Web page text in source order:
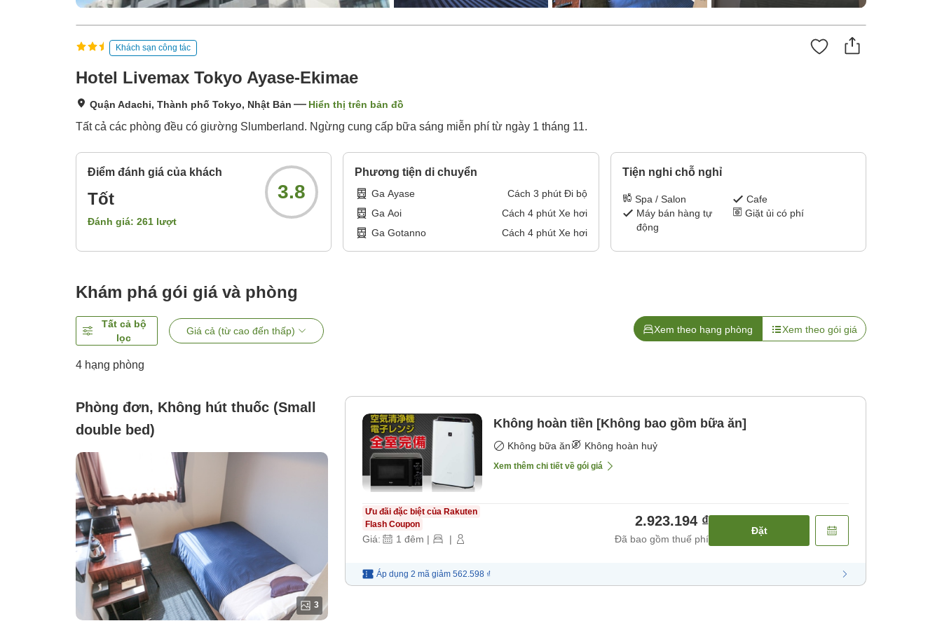
Khách sạn công tác
Hotel Livemax Tokyo Ayase-Ekimae
Quận Adachi, Thành phố Tokyo, Nhật Bản Hiển thị trên bản đồ
Tất cả các phòng đều có giường Slumberland. Ngừng cung cấp bữa sáng miễn phí từ ngày 1 tháng 11.
Điểm đánh giá của khách
Tốt
Đánh giá: 261 lượt
3.8
Phương tiện di chuyển
Ga Ayase Cách 3 phút Đi bộ
Ga Aoi
Cách 4phút Xe hơi
Ga Gotanno
Cách 4phút Xe hơi
Tiện nghi chỗ nghỉ
Spa / Salon
Cafe
Máy bán hàng tự
động
Giặt ủi có phí
Khám phá gói giá và phòng
Tất cả bộ
lọc
Giá cả (từ cao đến thấp) Xem theo hạng phòng Xem theo gói giá
4 hạng phòng
Phòng đơn, Không hút thuốc (Small
double bed)
3
Không hoàn tiền [Không bao gồm bữa ăn]
Không bữa ăn Không hoàn huỷ
Xem thêm chi tiết về gói giá
Ưu đãi đặc biệt của Rakuten
Flash Coupon
Giá: 1 đêm | |
2.923.194 ₫
Đã bao gồm thuế phí
Đặt
Áp dụng 2 mã giảm 562.598 ₫